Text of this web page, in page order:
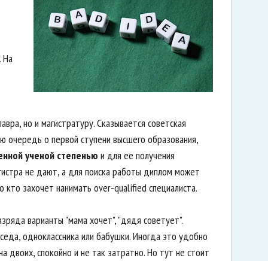
. На
но и магистратуру. Сказывается советская
о первой ступени высшего образования,
ученой степенью и для ее получения
не дают, а для поиска работы диплом может
кто захочет нанимать over-qualified специалиста.
варианты "мама хочет", "дядя советует".
одноклассника или бабушки. Иногда это удобно
спокойно и не так затратно. Но тут не стоит